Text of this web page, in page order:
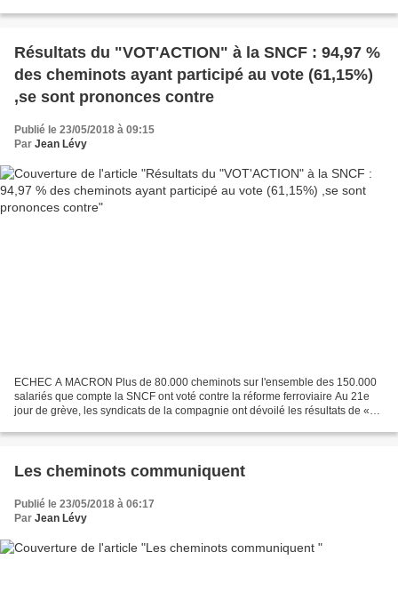
Résultats du "VOT'ACTION" à la SNCF : 94,97 %
des cheminots ayant participé au vote (61,15%)
,se sont prononces contre
Publié le 23/05/2018 à 09:15
Par Jean Lévy
ECHEC A MACRON Plus de 80.000 cheminots sur l'ensemble des 150.000
salariés que compte la SNCF ont voté contre la réforme ferroviaire Au 21e
jour de grève, les syndicats de la compagnie ont dévoilé les résultats de «
Les cheminots communiquent
Publié le 23/05/2018 à 06:17
Par Jean Lévy